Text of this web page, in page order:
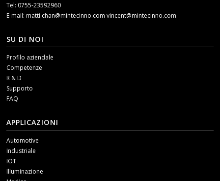
Tel: 0755-23592960
E-mail:matti.chan@mintecinno.comvincent@mintecinno.com
SU DI NOI
Profilo aziendale
Competenze
R & D
Supporto
FAQ
APPLICAZIONI
Automotive
Industriale
IOT
Illuminazione